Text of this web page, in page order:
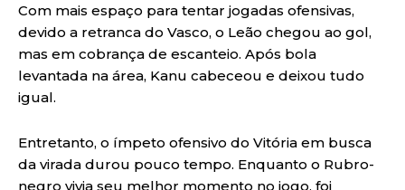
Com mais espaço para tentar jogadas ofensivas,
devido a retranca do Vasco, o Leão chegou ao gol,
mas em cobrança de escanteio. Após bola
levantada na área, Kanu cabeceou e deixou tudo
igual.
Entretanto, o ímpeto ofensivo do Vitória em busca
da virada durou pouco tempo. Enquanto o Rubro-
negro vivia seu melhor momento no jogo, foi